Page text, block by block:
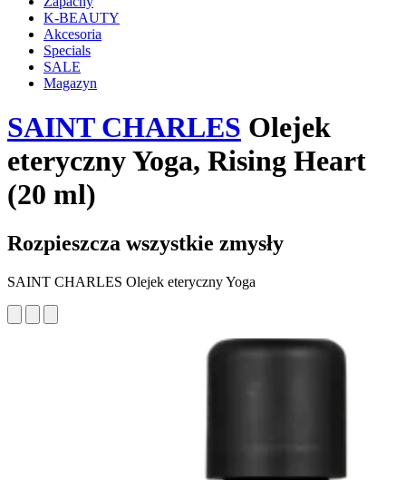
K-BEAUTY
Akcesoria
Specials
SALE
Magazyn
SAINT CHARLES Olejek
eteryczny Yoga, Rising Heart
(20 ml)
Rozpieszcza wszystkie zmysły
SAINT CHARLES Olejek eteryczny Yoga